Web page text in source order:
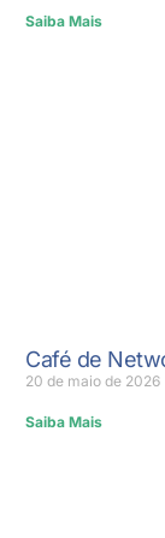
Saiba Mais
Café de
20 de maio de 2026
Saiba Mais